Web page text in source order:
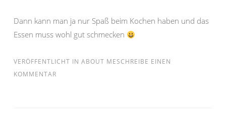
Dann kann man ja nur Spaß beim Kochen haben und das
Essen muss wohl gut schmecken
VERÖFFENTLICHT IN ABOUT MESCHREIBE EINEN
KOMMENTAR